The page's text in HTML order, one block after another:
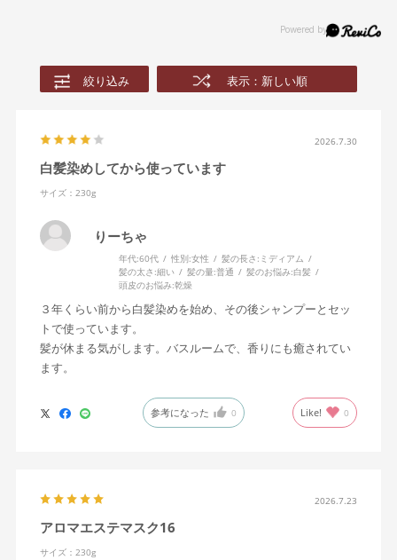
絞り込み 表示：新しい順
2026.7.30
白髪染めしてから使っています
サイズ：230g
りーちゃ
年代:60代 性別:女性 髪の長さ: ミディアム
髪の太さ:細い 髪の量:普通 髪のお悩み:白髪
頭皮のお悩み:乾燥
３年くらい前から白髪染めを始め、その後シャンプーとセッ
トで使っています。
髪が休まる気がします。バスルームで、香りにも癒されてい
ます。
参考になった 0 Like! 0
2026.7.23
アロマエステマスク16
サイズ：230g